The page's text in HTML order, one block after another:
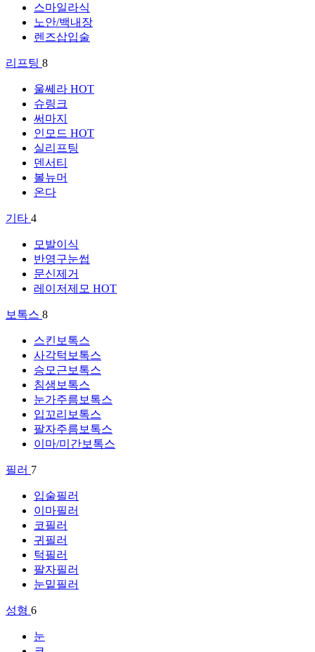
스마일라식
노안/백내장
렌즈삽입술
리프팅 8
울쎄라 HOT
슈링크
써마지
인모드 HOT
실리프팅
덴서티
볼뉴머
온다
기타 4
모발이식
반영구눈썹
문신제거
레이저제모 HOT
보톡스 8
스킨보톡스
사각턱보톡스
승모근보톡스
침샘보톡스
눈가주름보톡스
입꼬리보톡스
팔자주름보톡스
이마/미간보톡스
필러 7
입술필러
이마필러
코필러
귀필러
턱필러
팔자필러
눈밑필러
성형 6
눈